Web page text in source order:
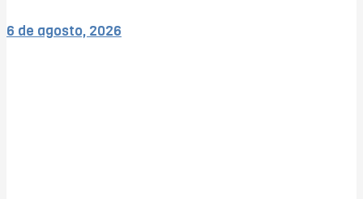
6 de agosto, 2026